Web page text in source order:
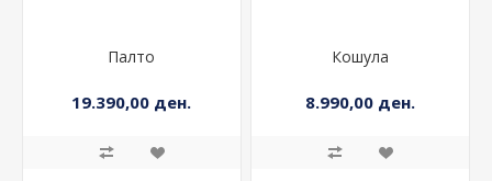
Палто
19.390,00 ден.
Кошула
8.990,00 ден.